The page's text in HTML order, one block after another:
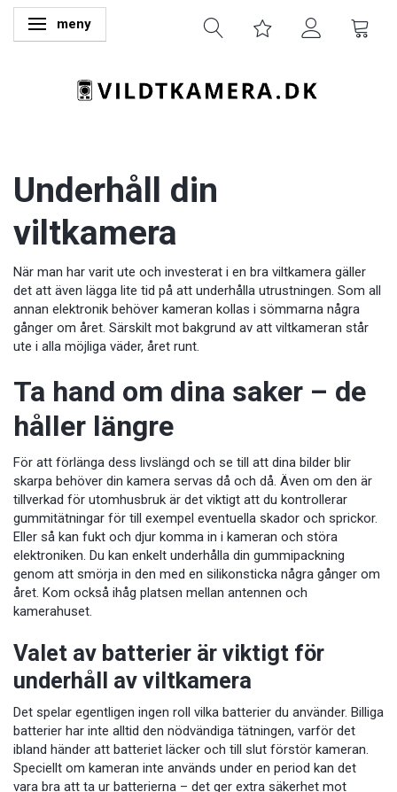
Ändra navigering
meny
Underhåll din
viltkamera
När man har varit ute och investerat i en bra viltkamera gäller
det att även lägga lite tid på att underhålla utrustningen. Som all
annan elektronik behöver kameran kollas i sömmarna några
gånger om året. Särskilt mot bakgrund av att viltkameran står
ute i alla möjliga väder, året runt.
Ta hand om dina saker – de
håller längre
För att förlänga dess livslängd och se till att dina bilder blir
skarpa behöver din kamera servas då och då. Även om den är
tillverkad för utomhusbruk är det viktigt att du kontrollerar
gummitätningar för till exempel eventuella skador och sprickor.
Eller så kan fukt och djur komma in i kameran och störa
elektroniken. Du kan enkelt underhålla din gummipackning
genom att smörja in den med en silikonsticka några gånger om
året. Kom också ihåg platsen mellan antennen och
kamerahuset.
Valet av batterier är viktigt för
underhåll av viltkamera
Det spelar egentligen ingen roll vilka batterier du använder. Billiga
batterier har inte alltid den nödvändiga tätningen, varför det
ibland händer att batteriet läcker och till slut förstör kameran.
Speciellt om kameran inte används under en period kan det
vara bra att ta ur batterierna – det ger extra säkerhet mot